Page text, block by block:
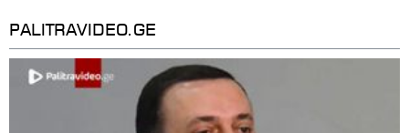
თვითნებურად ცხოვრობს
ადამიანი, რომელიც ზვიადის
ანდერძში ერთი სიტყვითაც კი
არ არის მოხსენიებული" - ანა
ჯაბაური
PALITRAVIDEO.GE